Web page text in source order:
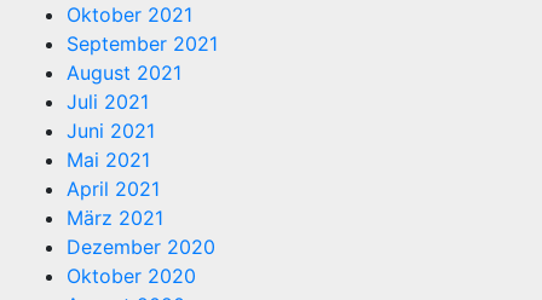
Oktober 2021
September 2021
August 2021
Juli 2021
Juni 2021
Mai 2021
April 2021
März 2021
Dezember 2020
Oktober 2020